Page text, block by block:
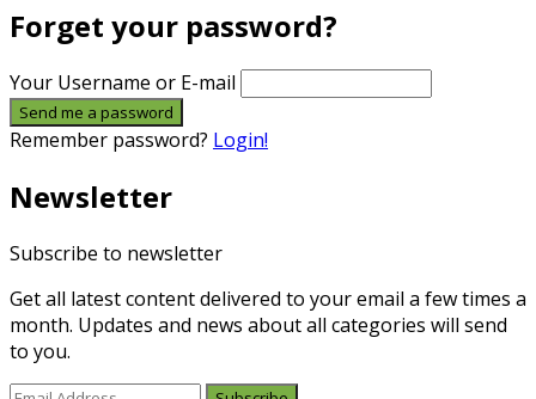
Forget your password?
Your Username or E-mail
Remember password? Login!
Newsletter
Subscribe to newsletter
Get all latest content delivered to your email a few times a
month. Updates and news about all categories will send
to you.